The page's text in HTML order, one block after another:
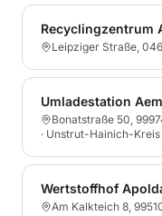
Recyclingzentrum
Leipziger Straße,
Umladestation
Bonatstraße 50,
· Unstrut-Hainich-Kreis
Wertstoffhof
Am Kalkteich 8,